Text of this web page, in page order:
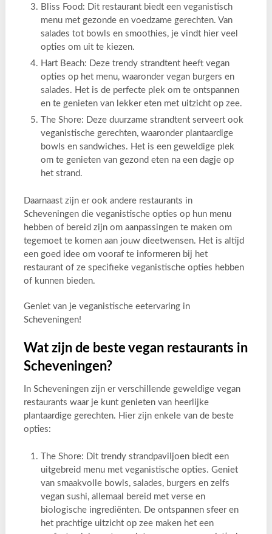
Bliss Food: Dit restaurant biedt een veganistisch
menu met gezonde en voedzame gerechten. Van
salades tot bowls en smoothies, je vindt hier veel
opties om uit te kiezen.
Hart Beach: Deze trendy strandtent heeft vegan
opties op het menu, waaronder vegan burgers en
salades. Het is de perfecte plek om te ontspannen
en te genieten van lekker eten met uitzicht op zee.
The Shore: Deze duurzame strandtent serveert ook
veganistische gerechten, waaronder plantaardige
bowls en sandwiches. Het is een geweldige plek
om te genieten van gezond eten na een dagje op
het strand.
Daarnaast zijn er ook andere restaurants in
Scheveningen die veganistische opties op hun menu
hebben of bereid zijn om aanpassingen te maken om
tegemoet te komen aan jouw dieetwensen. Het is altijd
een goed idee om vooraf te informeren bij het
restaurant of ze specifieke veganistische opties hebben
of kunnen bieden.
Geniet van je veganistische eetervaring in
Scheveningen!
Wat zijn de beste vegan restaurants in
Scheveningen?
In Scheveningen zijn er verschillende geweldige vegan
restaurants waar je kunt genieten van heerlijke
plantaardige gerechten. Hier zijn enkele van de beste
opties:
The Shore: Dit trendy strandpaviljoen biedt een
uitgebreid menu met veganistische opties. Geniet
van smaakvolle bowls, salades, burgers en zelfs
vegan sushi, allemaal bereid met verse en
biologische ingrediënten. De ontspannen sfeer en
het prachtige uitzicht op zee maken het een